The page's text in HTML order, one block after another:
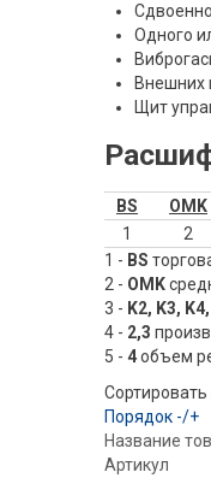
Одного
Внешних
Щит
BS OMK
1
2
1 - BS
2 - OMK
3 - K2, K3,
4 - 2,3
5 - 4объем
Сортировать
Порядок -/+
Название
Артикул